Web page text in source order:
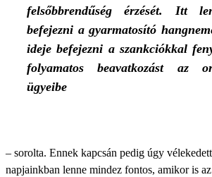
felsőbbrendűség érzését. Itt
befejezni a gyarmatosító
ideje befejezni a szankciókkal
folyamatos beavatkozást az
ügyeibe
– sorolta. Ennek kapcsán pedig úgy
napjainkban lenne mindez fontos, amikor is